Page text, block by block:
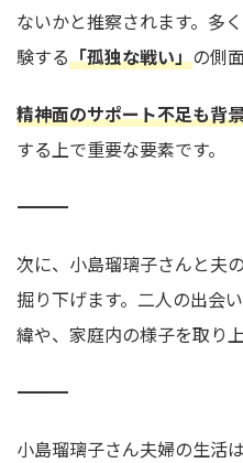
ないかと推察されます。多
験する「孤独な戦い」の側
精神面のサポート不足も背
する上で重要な要素です。
――――――――――――――――――――――――――――――――
次に、小島瑠璃子さんと夫
掘り下げます。二人の出会
緯や、家庭内の様子を取り上
――――――――――――――――――――――――――――――――
小島瑠璃子さん夫婦の生活